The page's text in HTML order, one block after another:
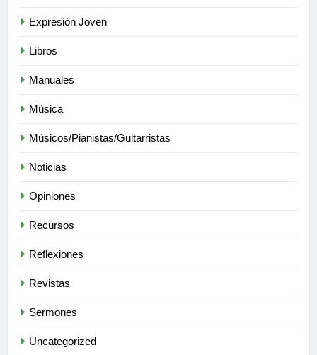
Expresión Joven
Libros
Manuales
Música
Músicos/Pianistas/Guitarristas
Noticias
Opiniones
Recursos
Reflexiones
Revistas
Sermones
Uncategorized